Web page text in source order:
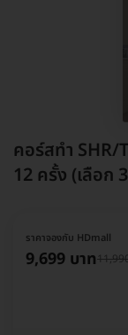
คอร์สทำ
12 ครั้ง (เลือก
ราคาจองกับ HDmall
9,699 บาท